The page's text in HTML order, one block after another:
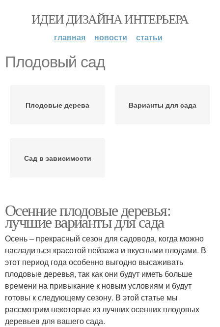
ИДЕИ ДИЗАЙНА ИНТЕРЬЕРА
главная новости статьи
Плодовый сад
Плодовые дерева Варианты для сада
Сад в зависимости
Осенние плодовые деревья:
лучшие варианты для сада
Осень – прекрасный сезон для садовода, когда можно
насладиться красотой пейзажа и вкусными плодами. В
этот период года особенно выгодно высаживать
плодовые деревья, так как они будут иметь больше
времени на привыкание к новым условиям и будут
готовы к следующему сезону. В этой статье мы
рассмотрим некоторые из лучших осенних плодовых
деревьев для вашего сада.